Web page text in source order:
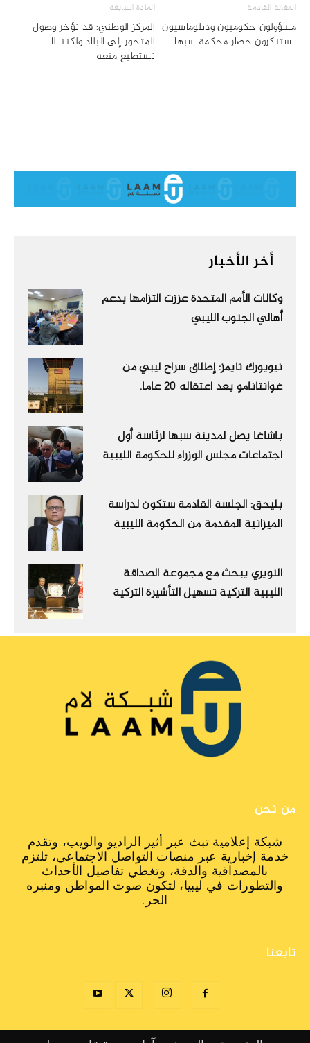
المادة السابقة
المركز الوطني: قد نؤخر وصول
المتحور إلى البلاد ولكننا لا
نستطيع منعه
المقالة القادمة
مسؤولون حكوميون ودبلوماسيون
يستنكرون حصار محكمة سبها
أخر الأخبار
وكالات الأمم المتحدة عززت التزامها بدعم
أهالي الجنوب الليبي
نيويورك تايمز: إطلاق سراح ليبي من
غوانتانامو بعد اعتقاله 20 عاما.
باشاغا يصل لمدينة سبها لرئاسة أول
اجتماعات مجلس الوزراء للحكومة الليبية
بليحق: الجلسة القادمة ستكون لدراسة
الميزانية المقدمة من الحكومة الليبية
النويري يبحث مع مجموعة الصداقة
الليبية التركية تسهيل التأشيرة التركية
من نحن
شبكة إعلامية تبث عبر أثير الراديو والويب، وتقدم
خدمة إخبارية عبر منصات التواصل الاجتماعي، تلتزم
بالمصداقية والدقة، وتغطي تفاصيل الأحداث
والتطورات في ليبيا، لتكون صوت المواطن ومنبره
الحر.
تابعنا